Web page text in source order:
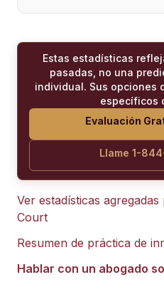
Estas estadísticas
pasadas, no una
individual. Sus opciones
específicos
Evaluación
Llame 1-
Ver estadísticas agregadas
Court
Resumen de práctica de
Hablar con un abogado